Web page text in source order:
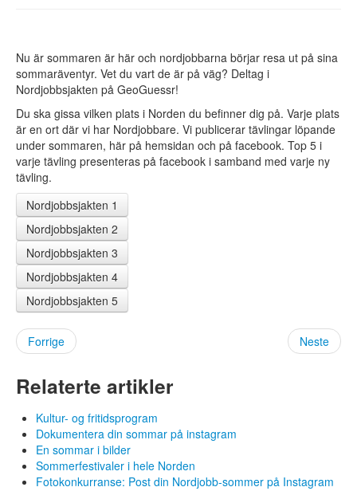
Slik går det til
Hvorfor Nordjobb?
Arbeidsgivere forteller
Generelle vilkår
Registrer arbeidsplass
Om Nordjobb
Kultur og fritid
Utleie
Spørsmål og svar
Historie
Visjon
Nordjobbambassadører
Aktuelt
Aktuelt
Nyheter
Statistikk
Åpen søknad
Logg inn
Nu är sommaren är här och nordjobbarna börjar resa ut på sina
sommaräventyr. Vet du vart de är på väg? Deltag i
Nordjobbsjakten på GeoGuessr!
Du ska gissa vilken plats i Norden du befinner dig på. Varje plats
är en ort där vi har Nordjobbare. Vi publicerar tävlingar löpande
under sommaren, här på hemsidan och på facebook. Top 5 i
varje tävling presenteras på facebook i samband med varje ny
tävling.
Nordjobbsjakten 1
Nordjobbsjakten 2
Nordjobbsjakten 3
Nordjobbsjakten 4
Nordjobbsjakten 5
Forrige Neste
Relaterte artikler
Kultur- og fritidsprogram
Dokumentera din sommar på instagram
En sommar i bilder
Sommerfestivaler i hele Norden
Fotokonkurranse: Post din Nordjobb-sommer på Instagram